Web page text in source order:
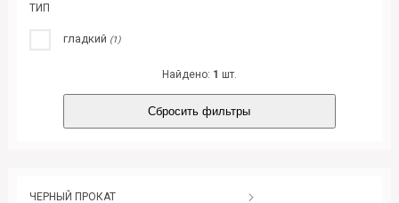
ТИП
гладкий (1)
Найдено: 1 шт.
Сбросить фильтры
ЧЕРНЫЙ ПРОКАТ